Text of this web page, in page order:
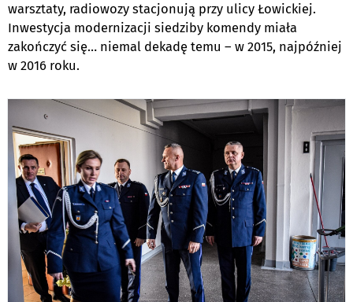
warsztaty, radiowozy stacjonują przy ulicy Łowickiej.
Inwestycja modernizacji siedziby komendy miała
zakończyć się… niemal dekadę temu – w 2015, najpóźniej
w 2016 roku.